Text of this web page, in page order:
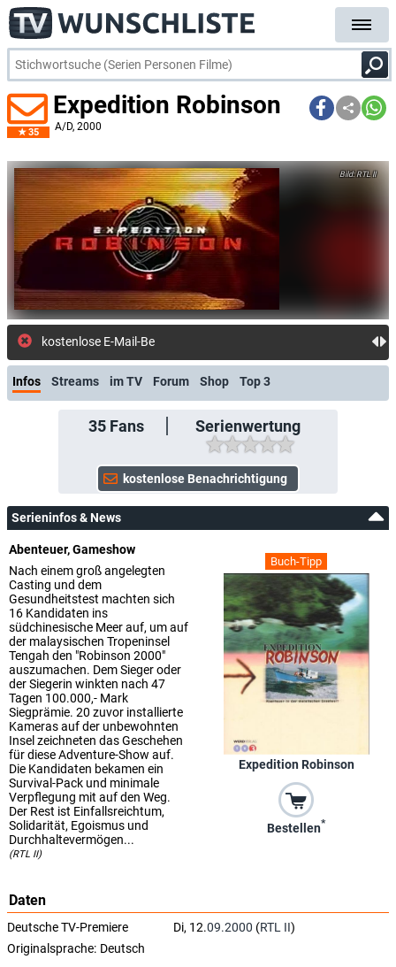
35
Expedition Robinson
A/D, 2000
RTL II
kostenlose E-Mail-Benachrichtigung bei
Infos Streams im TV Forum Shop Top 3
35Fans Serienwertung
Serieninfos & News
Buch-Tipp
Expedition Robinson
Bestellen*
Abenteuer, Gameshow
Nach einem groß angelegten
Casting und dem
Gesundheitstest machten sich
16 Kandidaten ins
südchinesische Meer auf, um auf
der malaysischen Tropeninsel
Tengah den "Robinson 2000"
auszumachen. Dem Sieger oder
der Siegerin winkten nach 47
Tagen 100.000,- Mark
Siegprämie. 20 zuvor installierte
Kameras auf der unbewohnten
Insel zeichneten das Geschehen
für diese Adventure-Show auf.
Die Kandidaten bekamen ein
Survival-Pack und minimale
Verpflegung mit auf den Weg.
Der Rest ist Einfallsreichtum,
Solidarität, Egoismus und
Durchhaltevermögen...
(RTL II)
Daten
Deutsche TV-Premiere Di, 12.09.2000 (RTL II)
Originalsprache: Deutsch